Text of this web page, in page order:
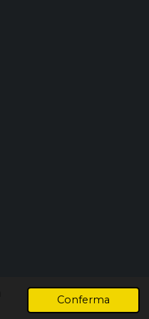
Conferma
Fornito daWebador